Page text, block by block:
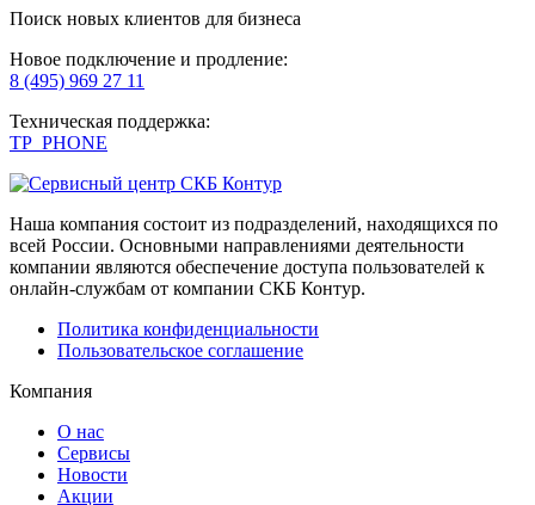
Поиск новых клиентов для бизнеса
Новое подключение и продление:
8 (495) 969 27 11
Техническая поддержка:
TP_PHONE
Наша компания состоит из подразделений, находящихся по
всей России. Основными направлениями деятельности
компании являются обеспечение доступа пользователей к
онлайн-службам от компании СКБ Контур.
Политика конфиденциальности
Пользовательское соглашение
Компания
О нас
Сервисы
Новости
Акции